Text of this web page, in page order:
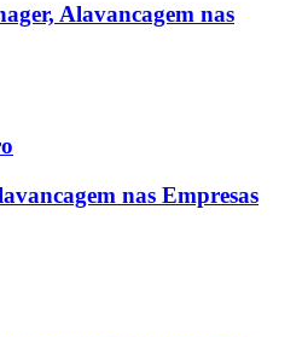
Alavancagem nas
nas Empresas